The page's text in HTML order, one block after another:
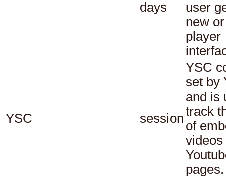
days
user
new
player
YSC session
YSC
set by
and is
track
of
videos
pages.